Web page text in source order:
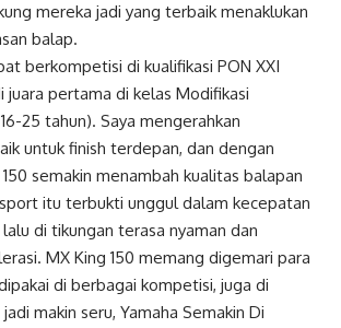
mereka jadi yang terbaik menaklukan
balap.
berkompetisi di kualifikasi PON XXI
juara pertama di kelas Modifikasi
25 tahun). Saya mengerahkan
untuk finish terdepan, dan dengan
semakin menambah kualitas balapan
itu terbukti unggul dalam kecepatan
di tikungan terasa nyaman dan
MX King 150 memang digemari para
di berbagai kompetisi, juga di
makin seru, Yamaha Semakin Di